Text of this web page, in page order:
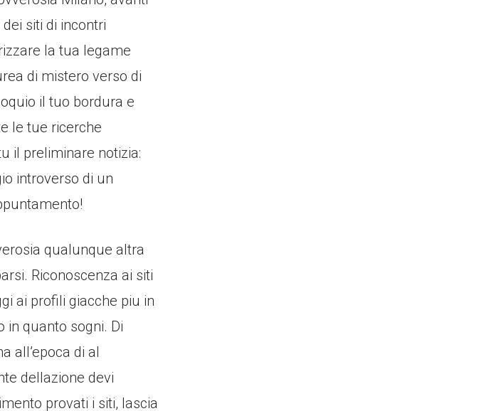
siti di incontri
la tua legame
di mistero verso di
il tuo bordura e
le tue ricerche
il preliminare notizia:
introverso di un
qualunque altra
Riconoscenza ai siti
ai profili giacche piu in
in quanto sogni. Di
all’epoca di al
dellazione devi
provati i siti, lascia